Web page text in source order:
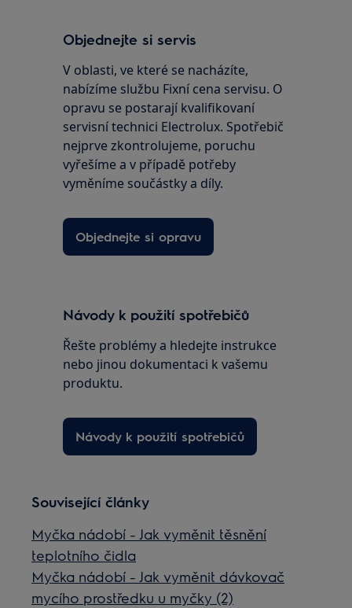
Objednejte si servis
V oblasti, ve které se nacházíte,
nabízíme službu Fixní cena servisu. O
opravu se postarají kvalifikovaní
servisní technici Electrolux. Spotřebič
nejprve zkontrolujeme, poruchu
vyřešíme a v případě potřeby
vyměníme součástky a díly.
Objednejte si opravu
Návody k použití spotřebičů
Řešte problémy a hledejte instrukce
nebo jinou dokumentaci k vašemu
produktu.
Návody k použití spotřebičů
Související články
Myčka nádobí - Jak vyměnit těsnění
teplotního čidla
Myčka nádobí - Jak vyměnit dávkovač
mycího prostředku u myčky (2)